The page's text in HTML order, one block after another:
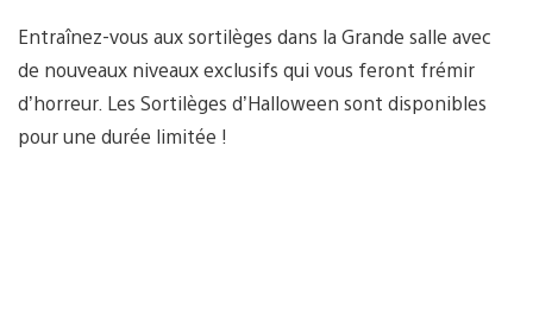
Entraînez-vous aux sortilèges dans la Grande salle avec
de nouveaux niveaux exclusifs qui vous feront frémir
d’horreur. Les Sortilèges d’Halloween sont disponibles
pour une durée limitée !